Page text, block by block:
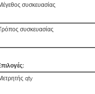
συσκευασίας
συσκευασίας
qty